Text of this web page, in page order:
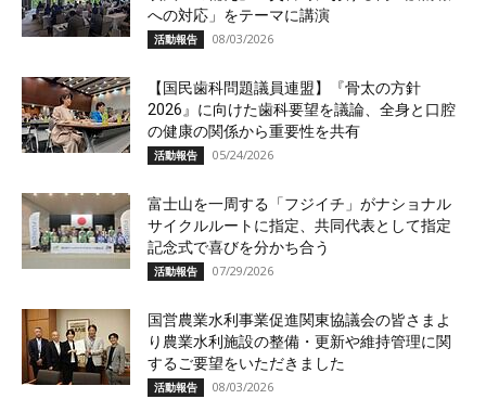
への対応」をテーマに講演
活動報告 08/03/2026
【国民歯科問題議員連盟】『骨太の方針
2026』に向けた歯科要望を議論、全身と口腔
の健康の関係から重要性を共有
活動報告 05/24/2026
富士山を一周する「フジイチ」がナショナル
サイクルルートに指定、共同代表として指定
記念式で喜びを分かち合う
活動報告 07/29/2026
国営農業水利事業促進関東協議会の皆さまよ
り農業水利施設の整備・更新や維持管理に関
するご要望をいただきました
活動報告 08/03/2026